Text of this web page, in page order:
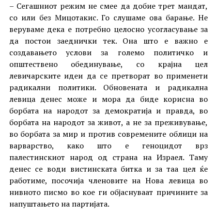
– Сегашниот режим не смее да добие трет мандат,
со или без Мицотакис. Го слушаме ова барање. Не
веруваме дека е потребно целосно усогласување за
да постои заеднички тек. Она што е важно е
создавањето услови за големо политичко и
општествено обединување, со крајна цел
левичарските идеи да се претворат во применети
радикални политики. Обновената и радикална
левица денес може и мора да биде корисна во
борбата на народот за демократија и правда, во
борбата на народот за живот, а не за преживување,
во борбата за мир и против современите облици на
варварство, како што е геноцидот врз
палестинскиот народ од страна на Израел. Таму
денес се води вистинската битка и за таа цел ќе
работиме, посочија членовите на Нова левица во
нивното писмо во кое ги објаснуваат причините за
напуштањето на партијата.